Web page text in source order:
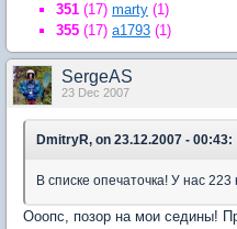
351 (17) marty (1)
355 (17) a1793 (1)
SergeAS
23 Dec 2007
DmitryR, on 23.12.2007 - 00:43:
В списке опечаточка! У нас 223
Ооопс, позор на мои седины!